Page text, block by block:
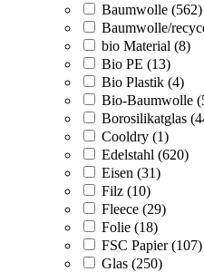
Baumwolle (562)
Baumwolle/
bio Material (8)
Bio PE (13)
Bio Plastik (4)
Bio-Baumwolle
Borosilikatglas
Cooldry (1)
Edelstahl (620)
Eisen (31)
Filz (10)
Fleece (29)
Folie (18)
FSC Papier (107)
Glas (250)